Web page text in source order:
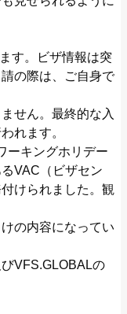
す。ビザ情報は突
の際は、ご自身で
せん。最終的な入
れます。
ーキングホリデー
VAC（ビザセン
けられました。観
の内容になってい
VFS.GLOBALの